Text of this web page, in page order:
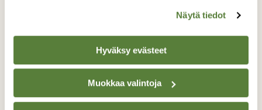
Näytä tiedot
Hyväksy evästeet
Muokkaa valintoja
TAKAISIN LISTAAN